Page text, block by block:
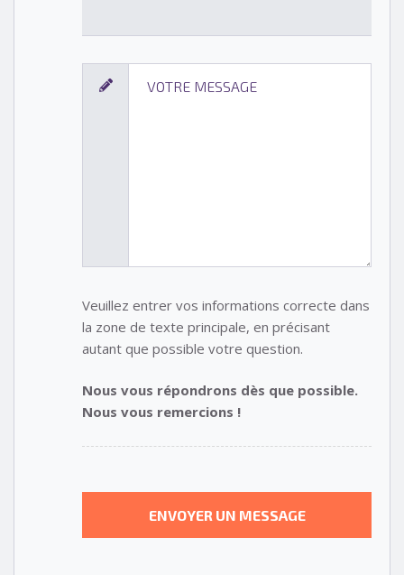
Veuillez entrer vos informations correcte dans
la zone de texte principale, en précisant
autant que possible votre question.
Nous vous répondrons dès que possible.
Nous vous remercions !